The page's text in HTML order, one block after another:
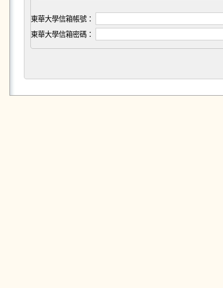
東華大學信箱帳號：
東華大學信箱密碼：